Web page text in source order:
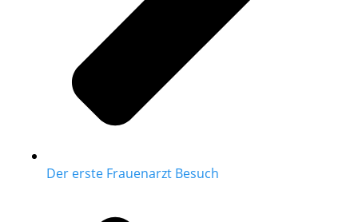
Der erste Frauenarzt Besuch